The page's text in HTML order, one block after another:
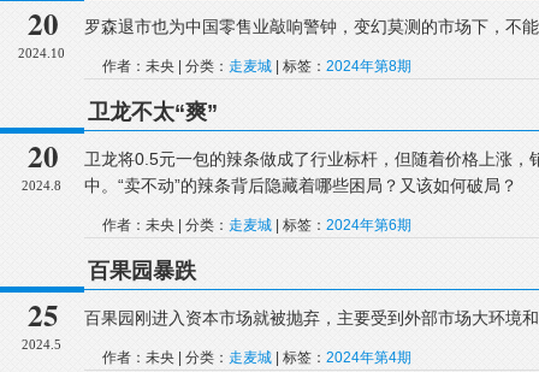
20
2024.10
罗森退市也为中国零售业敲响警钟，变幻莫测的市场下，不
作者：未央 | 分类： 走麦城 | 标签： 2024年第8期
20
2024.8
卫龙不太“爽”
卫龙将0.5元一包的辣条做成了行业标杆，但随着价格上涨
中。“卖不动”的辣条背后隐藏着哪些困局？又该如何破局？
作者：未央 | 分类： 走麦城 | 标签： 2024年第6期
25
2024.5
百果园暴跌
百果园刚进入资本市场就被抛弃，主要受到外部市场大环境
作者：未央 | 分类： 走麦城 | 标签： 2024年第4期